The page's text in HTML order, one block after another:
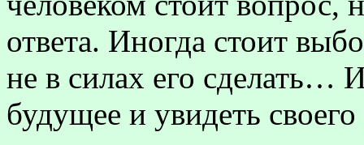
ответа. Иногда стоит
не в силах его сделать…
будущее и увидеть